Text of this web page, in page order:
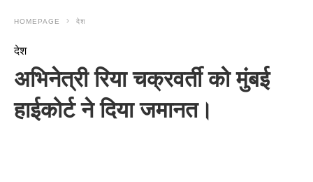
HOMEPAGE देश
देश
अभिनेत्री रिया चक्रवर्ती को मुंबई
हाईकोर्ट ने दिया जमानत।